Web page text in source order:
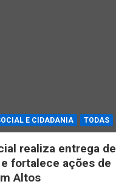
E CIDADANIA TODAS
realiza entrega de
fortalece ações de
Altos